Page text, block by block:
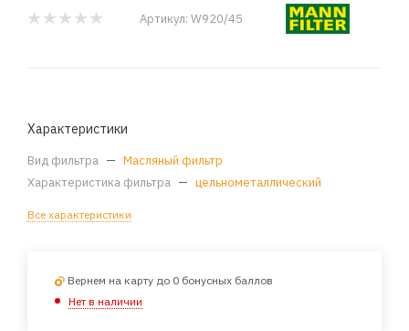
Артикул: W920/45
Характеристики
Вид фильтра — Масляный фильтр
Характеристика фильтра — цельнометаллический
Все характеристики
Вернем на карту до 0 бонусных баллов
Нет в наличии